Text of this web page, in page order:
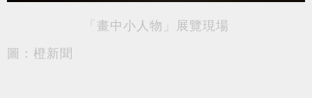
「畫中小人物」展覽現場
圖：橙新聞